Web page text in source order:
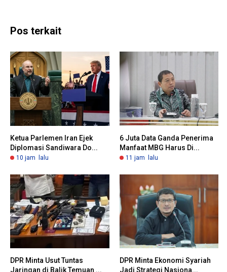
Pos terkait
Ketua Parlemen Iran Ejek
Diplomasi Sandiwara Do...
10 jam lalu
6 Juta Data Ganda Penerima
Manfaat MBG Harus Di...
11 jam lalu
DPR Minta Usut Tuntas
Jaringan di Balik Temuan ...
DPR Minta Ekonomi Syariah
Jadi Strategi Nasiona...